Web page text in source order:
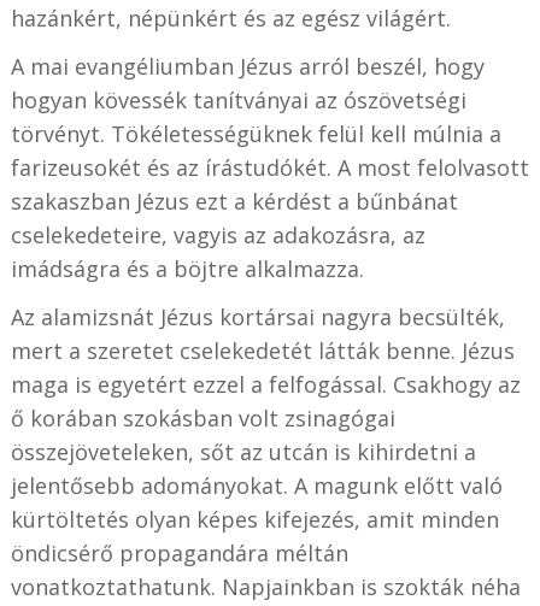
hazánkért, népünkért és az egész világért.
A mai evangéliumban Jézus arról beszél, hogy
hogyan kövessék tanítványai az ószövetségi
törvényt. Tökéletességüknek felül kell múlnia a
farizeusokét és az írástudókét. A most felolvasott
szakaszban Jézus ezt a kérdést a bűnbánat
cselekedeteire, vagyis az adakozásra, az
imádságra és a böjtre alkalmazza.
Az alamizsnát Jézus kortársai nagyra becsülték,
mert a szeretet cselekedetét látták benne. Jézus
maga is egyetért ezzel a felfogással. Csakhogy az
ő korában szokásban volt zsinagógai
összejöveteleken, sőt az utcán is kihirdetni a
jelentősebb adományokat. A magunk előtt való
kürtöltetés olyan képes kifejezés, amit minden
öndicsérő propagandára méltán
vonatkoztathatunk. Napjainkban is szokták néha